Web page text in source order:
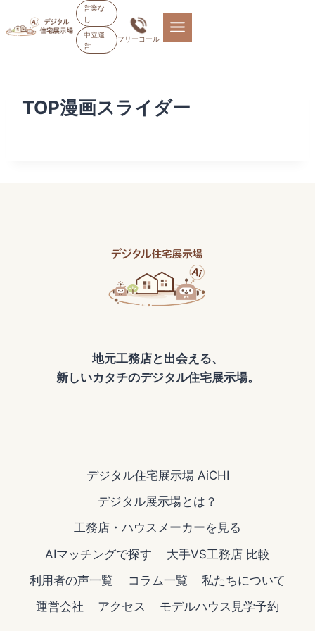
容
営業な
し
中立運
営
フリーコール
TOP漫画スライダー
地元工務店と出会える、
新しいカタチのデジタル住宅展示場。
デジタル住宅展示場 AiCHI
デジタル展示場とは？
工務店・ハウスメーカーを見る
AIマッチングで探す
大手VS工務店 比較
利用者の声一覧
コラム一覧
私たちについて
運営会社
アクセス モデルハウス見学予約